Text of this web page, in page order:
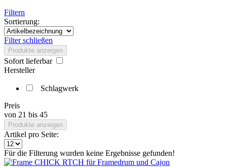
Filtern
Sortierung:
Filter schließen
Produkte anzeigen
Sofort lieferbar
Hersteller
Schlagwerk
Preis
von 21 bis 45
Produkte anzeigen
Artikel pro Seite:
Für die Filterung wurden keine Ergebnisse gefunden!